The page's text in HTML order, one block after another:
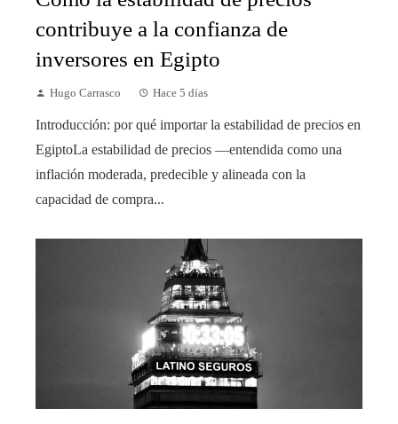
contribuye a la confianza de
inversores en Egipto
Hugo Carrasco Hace 5 días
Introducción: por qué importar la estabilidad de precios en
EgiptoLa estabilidad de precios —entendida como una
inflación moderada, predecible y alineada con la
capacidad de compra...